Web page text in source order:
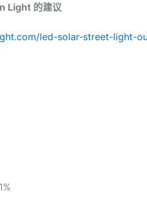
Light 的建议
led-solar-street-light-